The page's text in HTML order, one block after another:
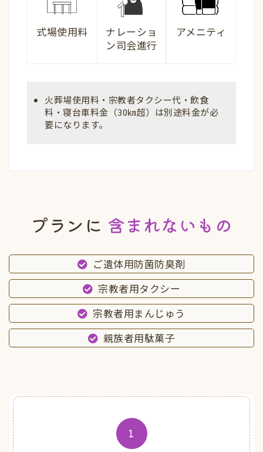
式場使用料
ナレーショ
ン司会進行
アメニティ
火葬場使用料・宗教者タクシー代・飲食
料・寝台車料金（30㎞超）は別途料金が必
要になります。
プランに 含まれないもの
ご遺体用防菌防臭剤
宗教者用タクシー
宗教者用まんじゅう
親族者用駄菓子
1